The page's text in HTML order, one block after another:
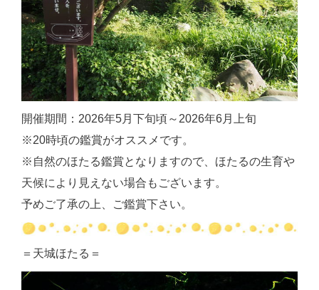
開催期間：2026年5月下旬頃～2026年6月上旬
※20時頃の鑑賞がオススメです。
※自然のほたる鑑賞となりますので、ほたるの生育や
天候により見えない場合もございます。
予めご了承の上、ご鑑賞下さい。
＝天城ほたる＝